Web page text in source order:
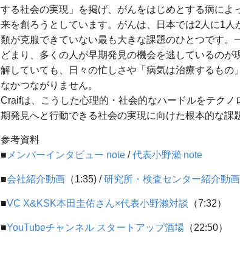
する社会の実現」を掲げ、がんをはじめとする病によ
来を創ろうとしています。がんは、日本では2人に1人
類が克服できていない最も大きな課題のひとつです。
どまり、多くの人が早期発見の機会を逃しているの
解していても、日々の忙しさや「病気は治療するもの
なかつながりません。
Craifは、こうした心理的・社会的なハードルをテク
期発見へと行動できる社会の実現に向けた根本的な課
参考資料
■ メンバーインタビュー note /代表小野瀨 note
■会社紹介動画 （1:35) /研究所・検査センター紹介動画
■VC X&KSK本田圭佑さん×代表小野瀨対談 （7:32）
■YouTubeチャンネル スタートアップ酒場 （22:50）